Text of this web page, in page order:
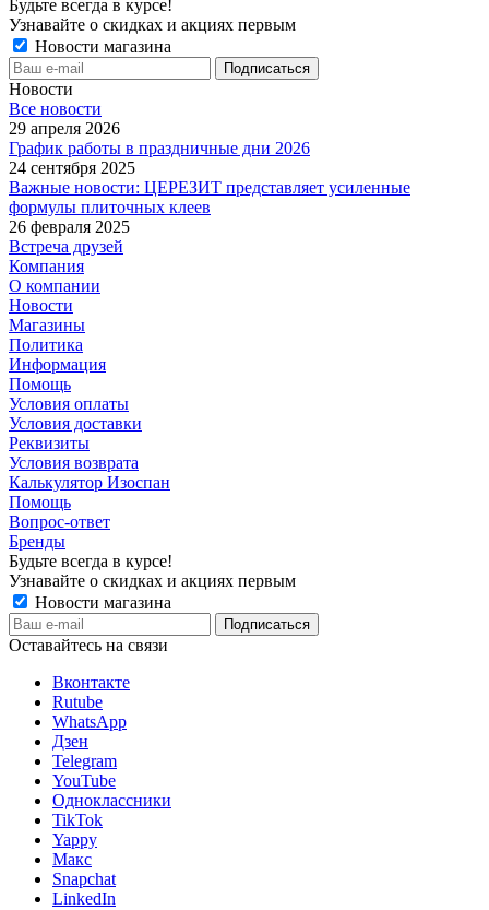
Будьте всегда в курсе!
Узнавайте о скидках и акциях первым
Новости магазина
Новости
Все новости
29 апреля 2026
График работы в праздничные дни 2026
24 сентября 2025
Важные новости: ЦЕРЕЗИТ представляет усиленные
формулы плиточных клеев
26 февраля 2025
Встреча друзей
Компания
О компании
Новости
Магазины
Политика
Информация
Помощь
Условия оплаты
Условия доставки
Реквизиты
Условия возврата
Калькулятор Изоспан
Помощь
Вопрос-ответ
Бренды
Будьте всегда в курсе!
Узнавайте о скидках и акциях первым
Новости магазина
Оставайтесь на связи
Вконтакте
Rutube
WhatsApp
Дзен
Telegram
YouTube
Одноклассники
TikTok
Yappy
Макс
Snapchat
LinkedIn